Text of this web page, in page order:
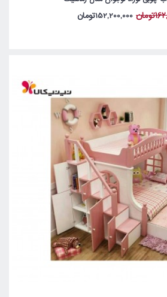
152,200,000تومان